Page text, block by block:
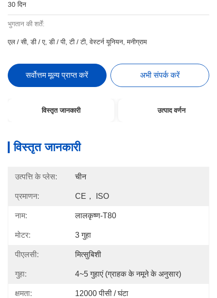
30 दिन
भुगतान की शर्तें:
एल / सी, डी / ए, डी / पी, टी / टी, वेस्टर्न यूनियन, मनीग्राम
सर्वोत्तम मूल्य प्राप्त करें अभी संपर्क करें
विस्तृत जानकारी उत्पाद वर्णन
विस्तृत जानकारी
उत्पत्ति के प्लेस: चीन
प्रमाणन: CE， ISO
नाम: लालकृष्ण-T80
मोटर: 3 गुहा
पीएलसी: मित्सुबिशी
गुहा: 4~5 गुहाएं (ग्राहक के नमूने के अनुसार)
क्षमता: 12000 पीसी / घंटा